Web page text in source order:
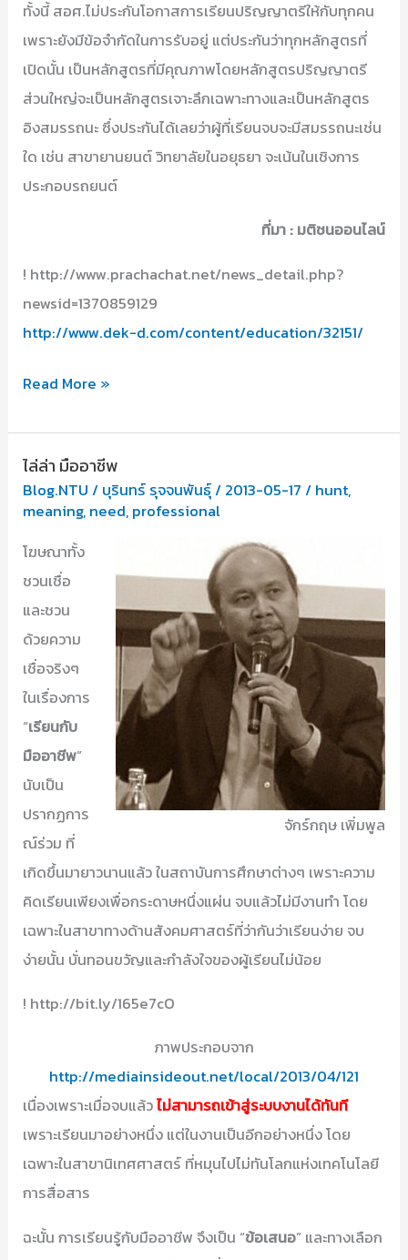
ทั้งนี้ สอศ.ไม่ประกันโอกาสการเรียนปริญญาตรีให้กับทุกคน
เพราะยังมีข้อจำกัดในการรับอยู่ แต่ประกันว่าทุกหลักสูตรที่
เปิดนั้น เป็นหลักสูตรที่มีคุณภาพโดยหลักสูตรปริญญาตรี
ส่วนใหญ่จะเป็นหลักสูตรเจาะลึกเฉพาะทางและเป็นหลักสูตร
อิงสมรรถนะ ซึ่งประกันได้เลยว่าผู้ที่เรียนจบจะมีสมรรถนะเช่น
ใด เช่น สาขายานยนต์ วิทยาลัยในอยุธยา จะเน้นในเชิงการ
ประกอบรถยนต์
ที่มา : มติชนออนไลน์
! http://www.prachachat.net/news_detail.php?
newsid=1370859129
http://www.dek-d.com/content/education/32151/
อาชีวะ
เปิด
สอน
ป.ตรี
สาขา
Read More »
ไล่ล่า มืออาชีพ
Blog.NTU / บุรินทร์ รุจจนพันธุ์/ 2013-05-17/ hunt,
meaning, need, professional
จักร์กฤษ เพิ่มพูล
โฆษณาทั้ง
ชวนเชื่อ
และชวน
ด้วยความ
เชื่อจริงๆ
ในเรื่องการ
“เรียนกับ
มืออาชีพ”
นับเป็น
ปรากฏการ
ณ์ร่วม ที่
เกิดขึ้นมายาวนานแล้ว ในสถาบันการศึกษาต่างๆ เพราะความ
คิดเรียนเพียงเพื่อกระดาษหนึ่งแผ่น จบแล้วไม่มีงานทำ โดย
เฉพาะในสาขาทางด้านสังคมศาสตร์ที่ว่ากันว่าเรียนง่าย จบ
ง่ายนั้น บั่นทอนขวัญและกำลังใจของผู้เรียนไม่น้อย
! http://bit.ly/165e7cO
ภาพประกอบจาก
http://mediainsideout.net/local/2013/04/121
เนื่องเพราะเมื่อจบแล้วไม่สามารถเข้าสู่ระบบงานได้ทันที
เพราะเรียนมาอย่างหนึ่ง แต่ในงานเป็นอีกอย่างหนึ่ง โดย
เฉพาะในสาขานิเทศศาสตร์ ที่หมุนไปไม่ทันโลกแห่งเทคโนโลยี
การสื่อสาร
ฉะนั้น การเรียนรู้กับมืออาชีพ จึงเป็น “ข้อเสนอ” และทางเลือก